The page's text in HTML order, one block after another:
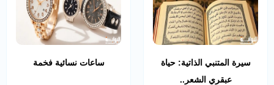
سيرة المتنبي الذاتية: حياة
عبقري الشعر..
ساعات نسائية فخمة